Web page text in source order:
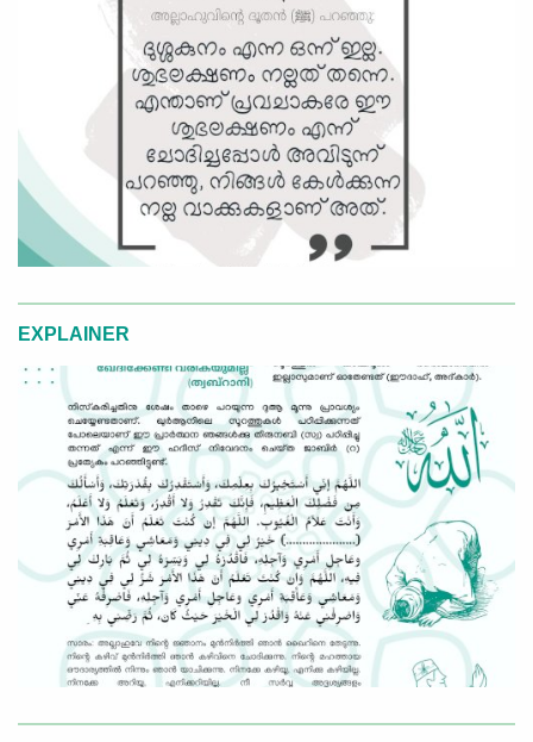
EXPLAINER